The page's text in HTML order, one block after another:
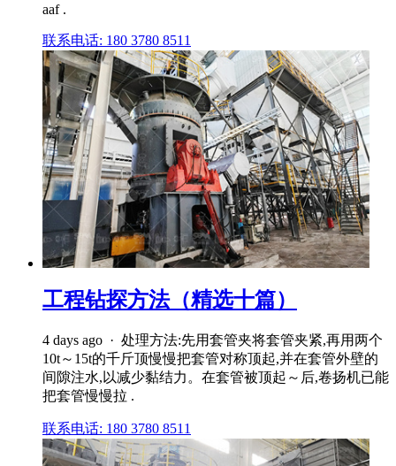
aaf .
联系电话: 180 3780 8511
工程钻探方法（精选十篇）
4 days ago · 处理方法:先用套管夹将套管夹紧,再用两个
10t～15t的千斤顶慢慢把套管对称顶起,并在套管外壁的
间隙注水,以减少黏结力。在套管被顶起～后,卷扬机已能
把套管慢慢拉 .
联系电话: 180 3780 8511